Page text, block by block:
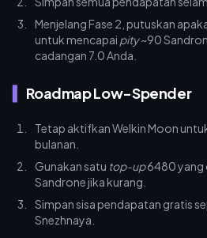
Menjelang Fase 2, putuskan
untuk mencapai pity~90
cadangan 7.0 Anda.
Roadmap Low-Spender
Tetap aktifkan Welkin Moon
bulanan.
Gunakan satu top-up6480 yang
Sandrone jika kurang.
Simpan sisa pendapatan gratis
Snezhnaya.